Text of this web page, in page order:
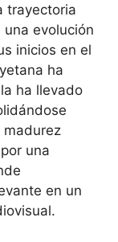
trayectoria
evolución
inicios en el
ha
ha llevado
madurez
una
en un